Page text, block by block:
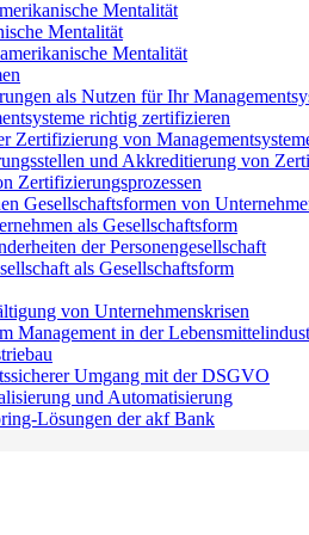
Mentalität
Mentalität
Mentalität
als Nutzen für Ihr
richtig zertifizieren
Zertifizierung von
und Akkreditierung von
Zertifizierungsprozessen
Gesellschaftsformen von
als Gesellschaftsform
der Personengesellschaft
als Gesellschaftsform
von Unternehmenskrisen
Management in der
Umgang mit der DSGVO
und Automatisierung
Lösungen der akf Bank